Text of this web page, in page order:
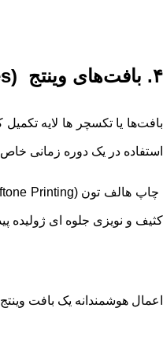
۴. بافت‌های وینتج (Vintage Textures)
بافت‌ها یا تکسچر ها لایه
استفاده در یک دوره زمانی خاص
کثیف و نویزی جلوه ‌ای ژولیده
اعمال هوشمندانه یک بافت